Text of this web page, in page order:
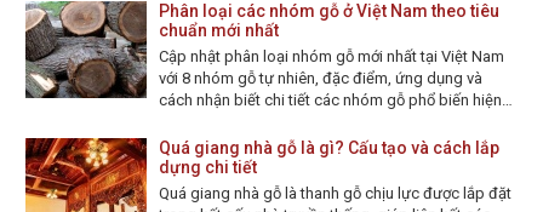
Phân loại các nhóm gỗ ở Việt Nam theo tiêu
chuẩn mới nhất
Cập nhật phân loại nhóm gỗ mới nhất tại Việt Nam
với 8 nhóm gỗ tự nhiên, đặc điểm, ứng dụng và
cách nhận biết chi tiết các nhóm gỗ phổ biến hiện
Quá giang nhà gỗ là gì? Cấu tạo và cách lắp
dựng chi tiết
Quá giang nhà gỗ là thanh gỗ chịu lực được lắp đặt